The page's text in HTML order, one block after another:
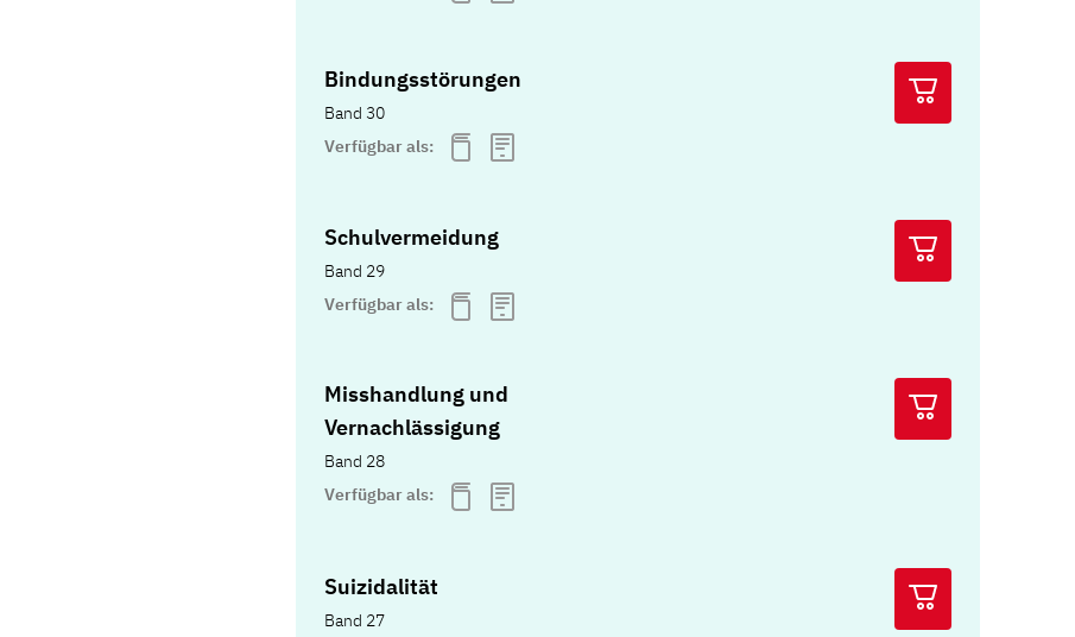
Bindungsstörungen
Band 30
Verfügbar als:
Schulvermeidung
Band 29
Verfügbar als:
Misshandlung und
Vernachlässigung
Band 28
Verfügbar als:
Suizidalität
Band 27